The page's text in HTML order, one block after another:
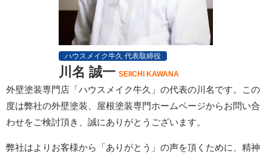
ハウスメイク牛久 代表取締役
川名 誠一 SEIICHI KAWANA
外壁塗装専門店「ハウスメイク牛久」の代表の川名です。この
度は弊社の外壁塗装、屋根塗装専門ホームページからお問い合
わせをご検討頂き、誠にありがとうございます。
弊社はよりお客様から「ありがとう」の声を頂くために、精神